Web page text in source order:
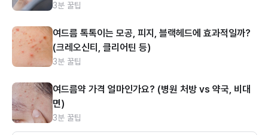
3분 꿀팁
여드름 톡톡이는 모공, 피지, 블랙헤드에 효과적일까?
(크레오신티, 클리어틴 등)
3분 꿀팁
여드름약 가격 얼마인가요? (병원 처방 vs 약국, 비대
면)
3분 꿀팁